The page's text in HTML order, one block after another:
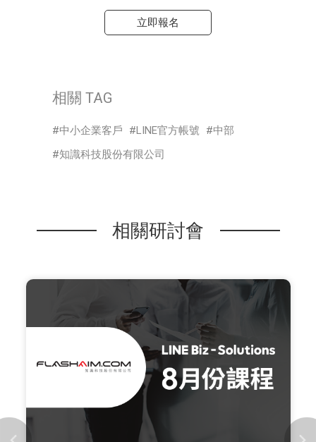
立即報名
相關 TAG
中小企業客戶 LINE官方帳號
中部
知識科技股份有限公司
相關研討會